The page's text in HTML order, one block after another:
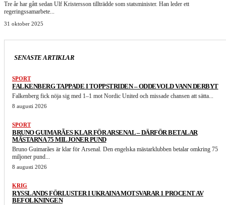
Tre år har gått sedan Ulf Kristersson tillträdde som statsminister. Han leder ett
regeringssamarbete...
31 oktober 2025
SENASTE ARTIKLAR
SPORT
FALKENBERG TAPPADE I TOPPSTRIDEN – ODDEVOLD VANN DERBYT
Falkenberg fick nöja sig med 1–1 mot Nordic United och missade chansen att sätta...
8 augusti 2026
SPORT
BRUNO GUIMARÃES KLAR FÖR ARSENAL – DÄRFÖR BETALAR
MÄSTARNA 75 MILJONER PUND
Bruno Guimarães är klar för Arsenal. Den engelska mästarklubben betalar omkring 75
miljoner pund...
8 augusti 2026
KRIG
RYSSLANDS FÖRLUSTER I UKRAINA MOTSVARAR 1 PROCENT AV
BEFOLKNINGEN